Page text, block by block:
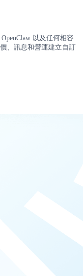
OpenClaw 以及任何相容
、訊息和營運建立自訂